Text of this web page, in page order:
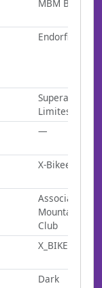
MBM BIKERS
Endorfina
Superando
Limites
—
X-Bikee
Associação
Mountain Bike
Club
X_BIKE
Dark